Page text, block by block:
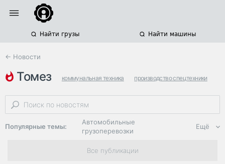
Найти грузы Найти машины
← Новости
томез коммунальная техника производство спецтехники
тосно
Популярные темы:
Автомобильные
грузоперевозки
Региональная
логистика
Ещё
Все публикации